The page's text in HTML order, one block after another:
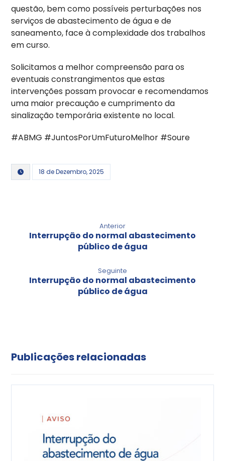
questão, bem como possíveis perturbações nos
serviços de abastecimento de água e de
saneamento, face à complexidade dos trabalhos
em curso.
Solicitamos a melhor compreensão para os
eventuais constrangimentos que estas
intervenções possam provocar e recomendamos
uma maior precaução e cumprimento da
sinalização temporária existente no local.
#ABMG #JuntosPorUmFuturoMelhor #Soure
18 de Dezembro, 2025
Anterior
Interrupção do normal abastecimento
público de água
Seguinte
Interrupção do normal abastecimento
público de água
Publicações relacionadas